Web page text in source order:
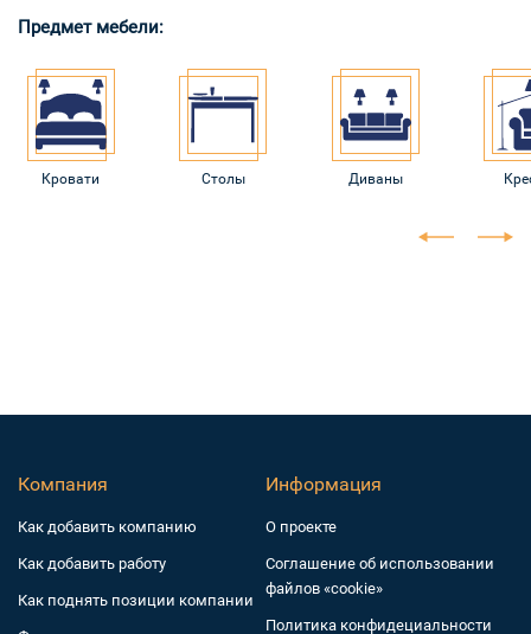
Предмет мебели:
Кровати Столы Диваны
Компания
Как добавить компанию
Как добавить работу
Как поднять позиции компании
Информация
О проекте
Соглашение об использовании
файлов «cookie»
Политика конфидециальности